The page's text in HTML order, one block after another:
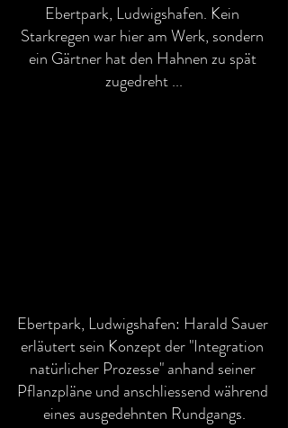
Ebertpark, Ludwigshafen. Kein
Starkregen war hier am Werk, sondern
ein Gärtner hat den Hahnen zu spät
zugedreht ...
Ebertpark, Ludwigshafen: Harald Sauer
erläutert sein Konzept der "Integration
natürlicher Prozesse" anhand seiner
Pflanzpläne und anschliessend während
eines ausgedehnten Rundgangs.